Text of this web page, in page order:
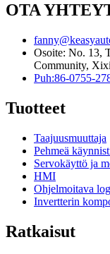
OTA
Osoite: No. 13,
Community,
Puh:86-0755-
Tuotteet
Taajuusmuuttaja
Pehmeä
Servokäyttö ja
HMI
Ohjelmoitava
Invertterin
Ratkaisut